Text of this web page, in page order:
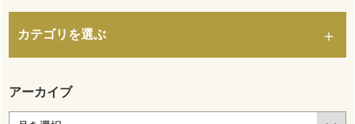
カテゴリを選ぶ
アーカイブ